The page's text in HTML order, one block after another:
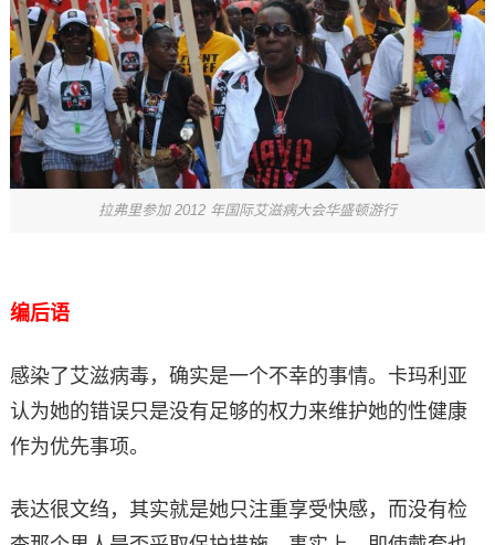
拉弗里参加 2012 年国际艾滋病大会华盛顿游行
编后语
感染了艾滋病毒，确实是一个不幸的事情。卡玛利亚
认为她的错误只是没有足够的权力来维护她的性健康
作为优先事项。
表达很文绉，其实就是她只注重享受快感，而没有检